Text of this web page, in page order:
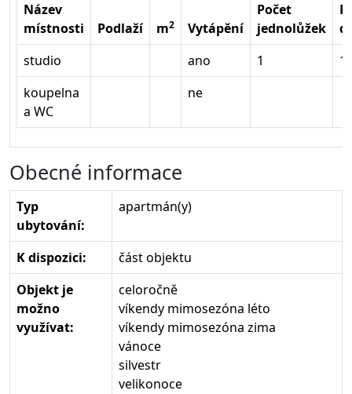
Název
místnosti
Podlaží m2 Vytápění
Počet
jednolůžek
studio
ano 1
1
koupelna
a WC
ne
Obecné informace
Typ
ubytování:
apartmán(y)
K dispozici:
část objektu
Objekt je
možno
využívat:
celoročně
víkendy mimosezóna léto
víkendy mimosezóna zima
vánoce
silvestr
velikonoce